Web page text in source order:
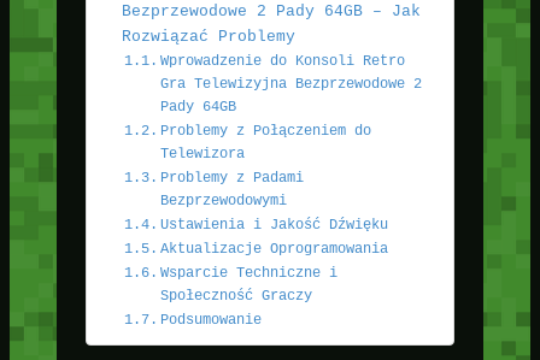
Bezprzewodowe 2 Pady 64GB – Jak
Rozwiązać Problemy
Wprowadzenie do Konsoli Retro
Gra Telewizyjna Bezprzewodowe 2
Pady 64GB
Problemy z Połączeniem do
Telewizora
Problemy z Padami
Bezprzewodowymi
Ustawienia i Jakość Dźwięku
Aktualizacje Oprogramowania
Wsparcie Techniczne i
Społeczność Graczy
Podsumowanie